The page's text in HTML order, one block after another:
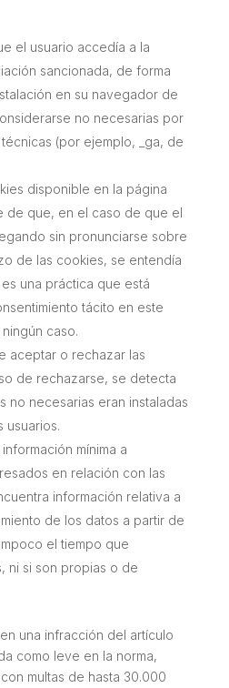
el usuario accedía a la
sancionada, de forma
en su navegador de
no necesarias por
(por ejemplo, _ga, de
disponible en la página
de que, en el caso de que el
sin pronunciarse sobre
de las cookies, se entendía
una práctica que está
tácito en este
caso.
aceptar o rechazar las
de rechazarse, se detecta
no necesarias eran instaladas
usuarios.
mínima a
en relación con las
información relativa a
de los datos a partir de
el tiempo que
ni si son propias o de
una infracción del artículo
como leve en la norma,
multas de hasta 30.000